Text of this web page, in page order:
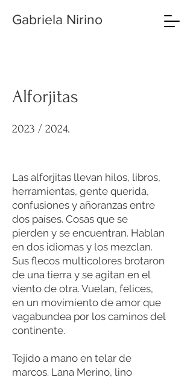
Gabriela Nirino
Alforjitas
2023 / 2024.
Las alforjitas llevan hilos, libros,
herramientas, gente querida,
confusiones y añoranzas entre
dos países. Cosas que se
pierden y se encuentran. Hablan
en dos idiomas y los mezclan.
Sus flecos multicolores brotaron
de una tierra y se agitan en el
viento de otra. Vuelan, felices,
en un movimiento de amor que
vagabundea por los caminos del
continente.
Tejido a mano en telar de
marcos. Lana Merino, lino